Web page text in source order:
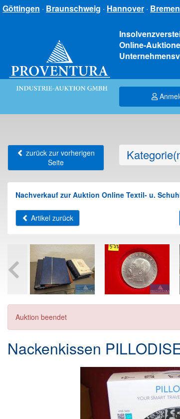
Göttingen · Braunschweig · Hannover · Bremen
Online-
zurück zur vorherigen
Seite
Nachverkauf zur Auktion Online Textil- u.
Artikel zurück
Auktion beendet
Nackenkissen